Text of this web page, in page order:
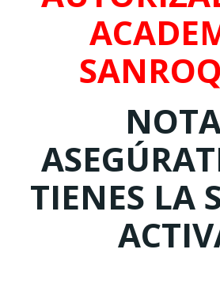
TIENES LA